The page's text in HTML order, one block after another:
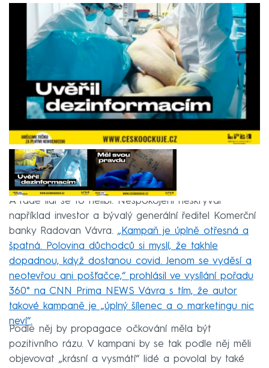
A řadě lidí se to nelíbí. Nespokojení neskrýval
například investor a bývalý generální ředitel Komerční
banky Radovan Vávra. „Kampaň je úplně otřesná a
špatná. Polovina důchodců si myslí, že takhle
dopadnou, když dostanou covid. Jenom se vyděsí a
neotevřou ani pošťačce,“ prohlásil ve vysílání pořadu
360­° na CNN Prima NEWS Vávra s tím, že autor
takové kampaně je „úplný šílenec a o marketingu nic
neví“.
Podle něj by propagace očkování měla být
pozitivního rázu. V kampani by se tak podle něj měli
objevovat „krásní a vysmátí“ lidé a povolal by také